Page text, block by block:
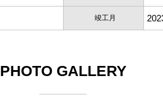
竣工月
PHOTO GALLERY